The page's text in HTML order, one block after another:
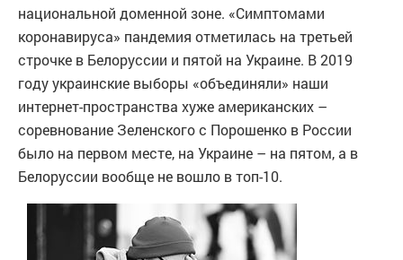
национальной доменной зоне. «Симптомами
коронавируса» пандемия отметилась на третьей
строчке в Белоруссии и пятой на Украине. В 2019
году украинские выборы «объединяли» наши
интернет-пространства хуже американских –
соревнование Зеленского с Порошенко в России
было на первом месте, на Украине – на пятом, а в
Белоруссии вообще не вошло в топ-10.